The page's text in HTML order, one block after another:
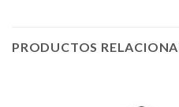
PRODUCTOS